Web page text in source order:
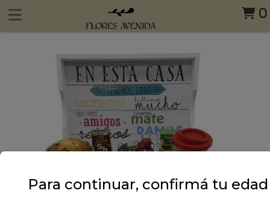
0
Para continuar, confirmá tu edad